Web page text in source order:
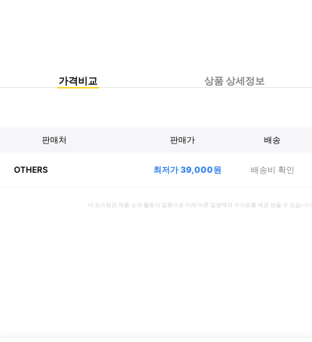
가격비교 상품 상세정보
판매처 판매가 배송
OTHERS 최저가39,000원 배송비 확인
이 포스팅은 제품 소개 활동의 일환으로 이에 따른 일정액의 수수료를 제공 받을 수 있습니다